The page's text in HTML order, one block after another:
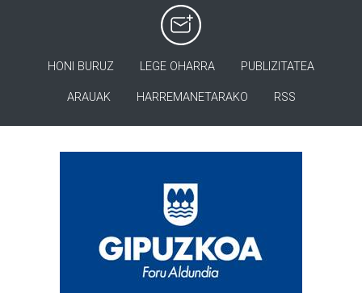
HONI BURUZ LEGE OHARRA PUBLIZITATEA
ARAUAK HARREMANETARAKO RSS